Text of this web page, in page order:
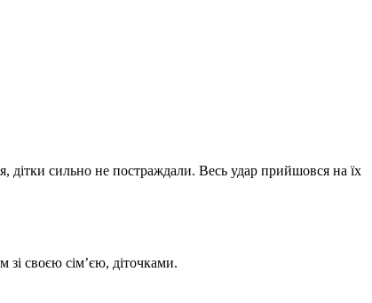
дітки сильно не постраждали. Весь удар прийшовся на їх
своєю сім’єю, діточками.